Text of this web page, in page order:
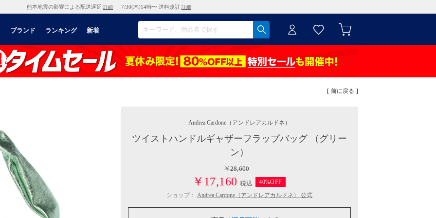
熊本地震の影響による配送遅延 詳細 ｜ 7/30(木)14時〜 送料改訂 詳細
ブランド ランキング 新着
[ 前に戻る ]
Andrea Cardone （アンドレアカルドネ）
ツイストハンドルギャザーフラップバッグ （グリー
ン）
￥28,600
￥17,160 税込
40%OFF
ショップ：
Andrea Cardone（アンドレアカルドネ） 公式